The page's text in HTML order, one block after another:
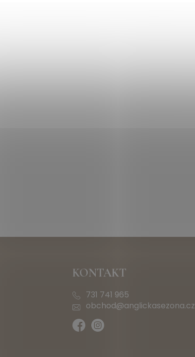
KONTAKT
731 741 965
obchod@anglickasezona.cz